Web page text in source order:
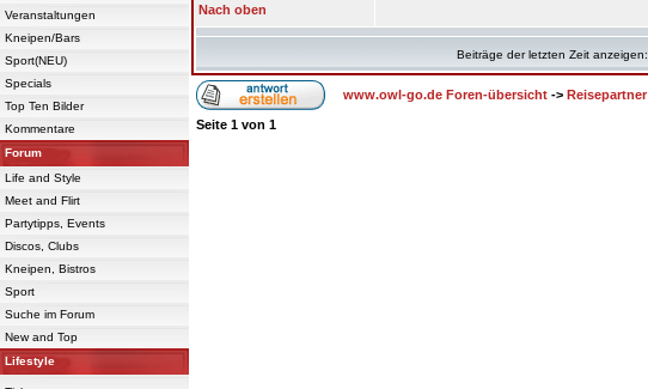
Veranstaltungen
Kneipen/Bars
Sport(NEU)
Specials
Top Ten Bilder
Kommentare
Forum
Life and Style
Meet and Flirt
Partytipps, Events
Discos, Clubs
Kneipen, Bistros
Sport
Suche im Forum
New and Top
Lifestyle
Nach oben
Beiträge der letzten Zeit anzeigen:
www.owl-go.de Foren-übersicht -> Reisepartner
Seite 1 von 1